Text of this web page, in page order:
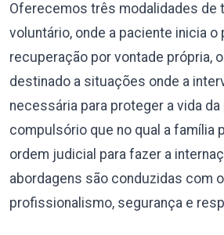
Oferecemos três modalidades de
voluntário, onde a paciente inicia
recuperação por vontade própria,
destinado a situações onde a
necessária para proteger a vida
compulsório que no qual a família
ordem judicial para fazer a
abordagens são conduzidas com
profissionalismo, segurança e